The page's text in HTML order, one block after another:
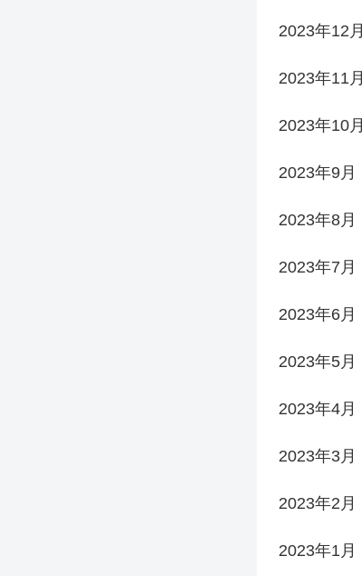
2023年12月
2023年11月
2023年10月
2023年9月
2023年8月
2023年7月
2023年6月
2023年5月
2023年4月
2023年3月
2023年2月
2023年1月